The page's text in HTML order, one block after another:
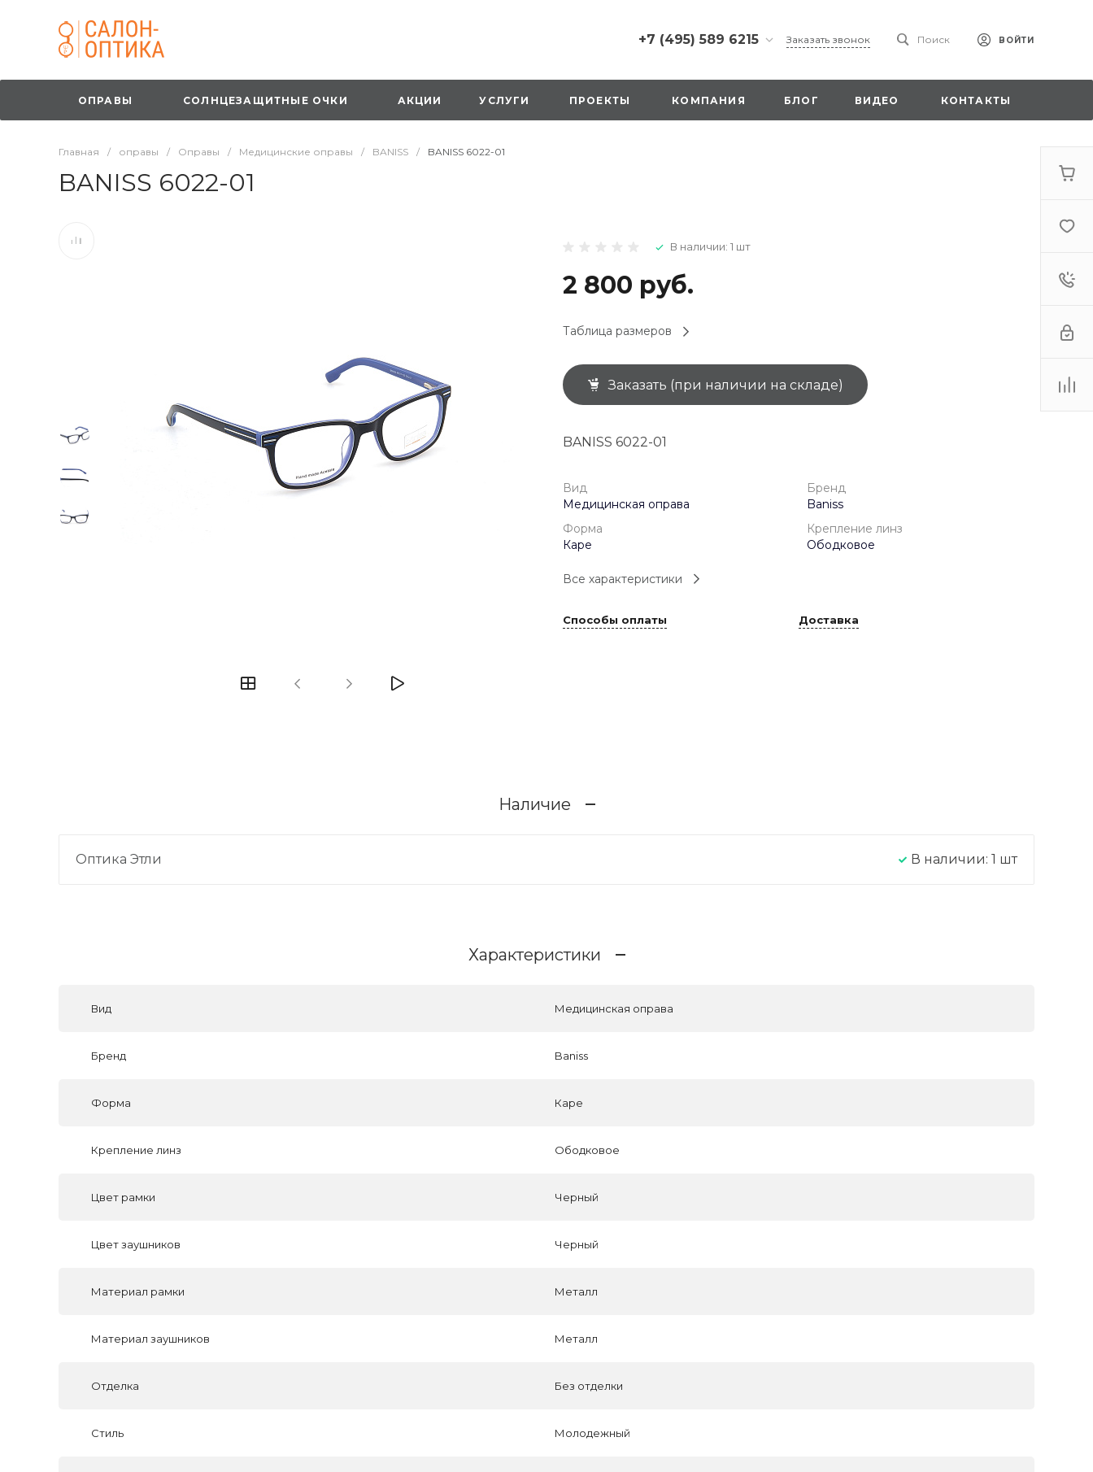
+7 (495) 589 6215
+7 (495) 589 6215
г. Москва, Русаковская
ул., д.1, вход с улицы со
стороны ТТК
г. Москва,
оранжевая вывеска
напротив «Перекрестка»
на 1 этаже
1 мая: 10:00-19:00
+7 (926) 092 4274
г. Королёв, пр-т
(0-9)
1 мая: 10:00-19:00
9 мая: 10:00-19:00
Заказать звонок Поиск ВОЙТИ
ОПРАВЫ СОЛНЦЕЗАЩИТНЫЕ ОЧКИ АКЦИИ УСЛУГИ ПРОЕКТЫ КОМПАНИЯ БЛОГ ВИДЕО КОНТАКТЫ
Главная / оправы / Оправы / Медицинские оправы / BANISS / BANISS 6022-01
BANISS 6022-01
В наличии: 1 шт
2 800 руб.
Таблица размеров
Заказать (при наличии на складе)
BANISS 6022-01
Вид
Медицинская оправа
Бренд
Baniss
Форма
Каре
Крепление линз
Ободковое
Все характеристики
Способы оплаты Доставка
Наличие
Оптика Этли В наличии: 1 шт
Характеристики
Вид Медицинская оправа
Бренд Baniss
Форма Каре
Крепление линз Ободковое
Цвет рамки Черный
Цвет заушников Черный
Материал рамки Металл
Материал заушников Металл
Отделка Без отделки
Стиль Молодежный